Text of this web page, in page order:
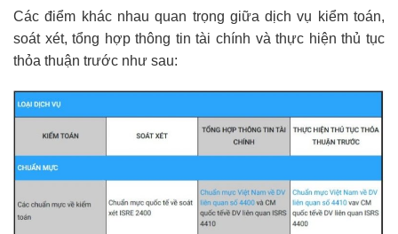
Các điểm khác nhau quan trọng giữa dịch vụ kiểm toán,
soát xét, tổng hợp thông tin tài chính và thực hiện thủ tục
thỏa thuận trước như sau: